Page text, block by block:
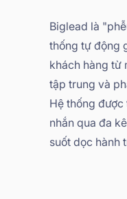
Biglead là
thống tự động
khách hàng từ
tập trung và
Hệ thống
nhắn qua đa
suốt dọc hành